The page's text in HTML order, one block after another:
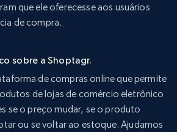
que ele oferecesse aos usuários
de compra.
sobre a Shoptagr.
de compras online que permite
de lojas de comércio eletrônico
se o preço mudar, se o produto
ou se voltar ao estoque. Ajudamos